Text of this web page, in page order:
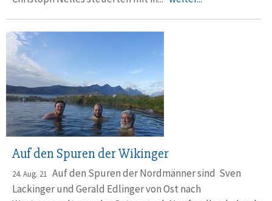
Auf den Spuren der Wikinger
24. Aug. 21 Auf den Spuren der Nordmänner sind Sven
Lackinger und Gerald Edlinger von Ost nach